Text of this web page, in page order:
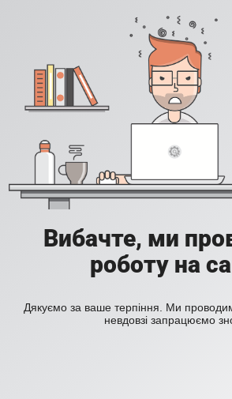
Вибачте, ми
роботу на
Дякуємо за ваше терпіння. Ми
невдовзі запрацюємо